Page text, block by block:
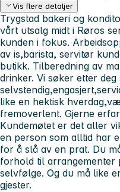
Vis flere detaljer
Trygstad bakeri og
vårt utsalg midt i Røros
kunden i fokus.
av is,barista, servitør
butikk. Tilberedning av
drinker. Vi søker etter deg
like en hektisk
fremoverlent. Gjerne
Kundemøtet er det aller
en person som alltid har
for å slå av en prat. Du
forhold til arrangementer
selvfølge. Og du må like
gjester.